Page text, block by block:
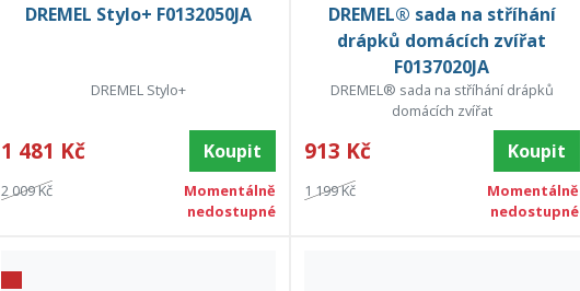
DREMEL Stylo+ F0132050JA
DREMEL Stylo+
1 481 Kč Koupit
2 009 Kč
Momentálně
nedostupné
DREMEL® sada na stříhání
drápků domácích zvířat
F0137020JA
DREMEL® sada na stříhání drápků
domácích zvířat
913 Kč Koupit
1 199 Kč
Momentálně
nedostupné